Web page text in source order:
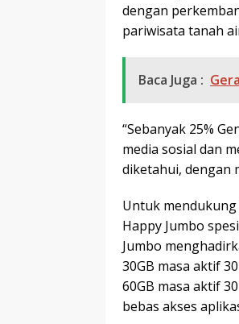
dengan
pariwisata tanah
Baca Juga :
“Sebanyak 25%
media sosial dan
diketahui, dengan
Untuk
Happy Jumbo
Jumbo
30GB masa aktif
60GB masa aktif
bebas akses